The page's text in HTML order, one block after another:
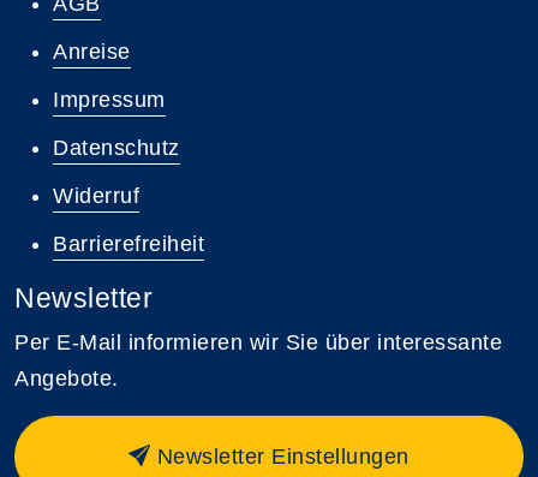
Anreise
Impressum
Datenschutz
Widerruf
Barrierefreiheit
Newsletter
Per E-Mail informieren wir Sie über interessante
Angebote.
Newsletter Einstellungen